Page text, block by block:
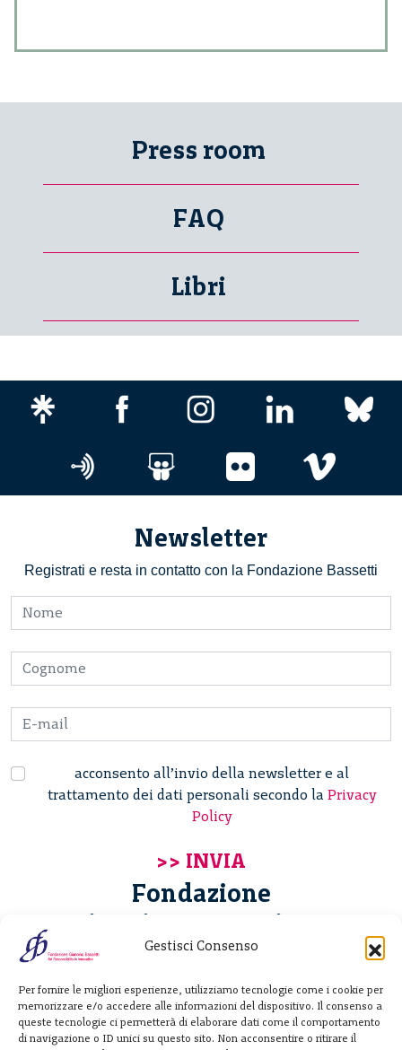
Gestisci Consenso
Per fornire le migliori esperienze, utilizziamo tecnologie come i cookie per
memorizzare e/o accedere alle informazioni del dispositivo. Il consenso a
queste tecnologie ci permetterà di elaborare dati come il comportamento
di navigazione o ID unici su questo sito. Non acconsentire o ritirare il
Press room
FAQ
Libri
Newsletter
Registrati e resta in contatto con la Fondazione Bassetti
acconsento all’invio della newsletter e al
trattamento dei dati personali secondo la Privacy
Policy
Fondazione
Giannino Bassetti ETS
20122 Milano - Italia
T. +39 02 781933
F. + 39 02 76392030